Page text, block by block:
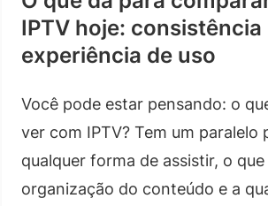
IPTV hoje: consistência
experiência de uso
Você pode estar pensando: o
ver com IPTV? Tem um paralelo
qualquer forma de assistir, o
organização do conteúdo e a